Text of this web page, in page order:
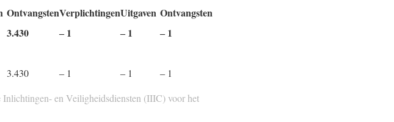
OntvangstenVerplichtingenUitgaven Ontvangsten
3.430 ‒ 1 ‒ 1
‒ 1
3.430 ‒ 1 ‒ 1
‒ 1
en Veiligheidsdiensten (IIIC) voor het